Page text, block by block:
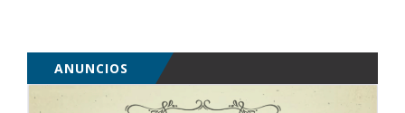
ANUNCIOS